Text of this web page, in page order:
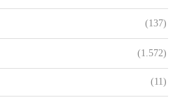
(137)
(1.572)
(11)